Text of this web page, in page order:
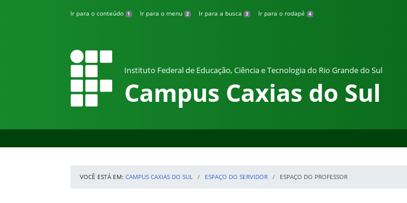
Ir para o conteúdo 1 Ir para o menu 2 Ir para a busca 3 Ir para o rodapé 4
Instituto Federal de Educação, Ciência e Tecnologia do Rio Grande do Sul
Campus Caxias do Sul
VOCÊ ESTÁ EM: CAMPUS CAXIAS DO SUL ESPAÇO DO SERVIDOR ESPAÇO DO PROFESSOR